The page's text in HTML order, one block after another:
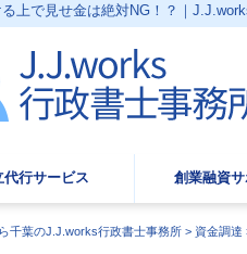
上で見せ金は絶対NG！？｜
代行サービス 創業融資
千葉のJ.J.works行政書士事務所 > 資金調達